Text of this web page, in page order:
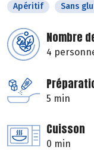
Apéritif Sans
Nombre
4
5 min
Cuisson
0 min